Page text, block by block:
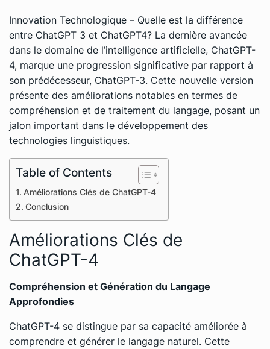
Innovation Technologique – Quelle est la différence
entre ChatGPT 3 et ChatGPT4? La dernière avancée
dans le domaine de l’intelligence artificielle, ChatGPT-
4, marque une progression significative par rapport à
son prédécesseur, ChatGPT-3. Cette nouvelle version
présente des améliorations notables en termes de
compréhension et de traitement du langage, posant un
jalon important dans le développement des
technologies linguistiques.
Table of Contents
Améliorations Clés de ChatGPT-4
Conclusion
Améliorations Clés de
ChatGPT-4
Compréhension et Génération du Langage
Approfondies
ChatGPT-4 se distingue par sa capacité améliorée à
comprendre et générer le langage naturel. Cette